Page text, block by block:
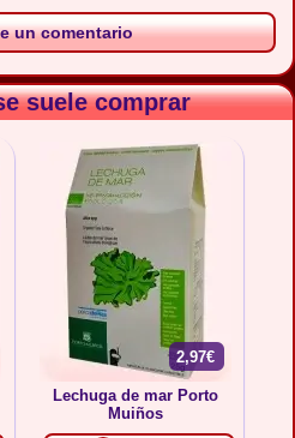
un comentario
suele comprar
2,97€
Lechuga de mar Porto
Muiños